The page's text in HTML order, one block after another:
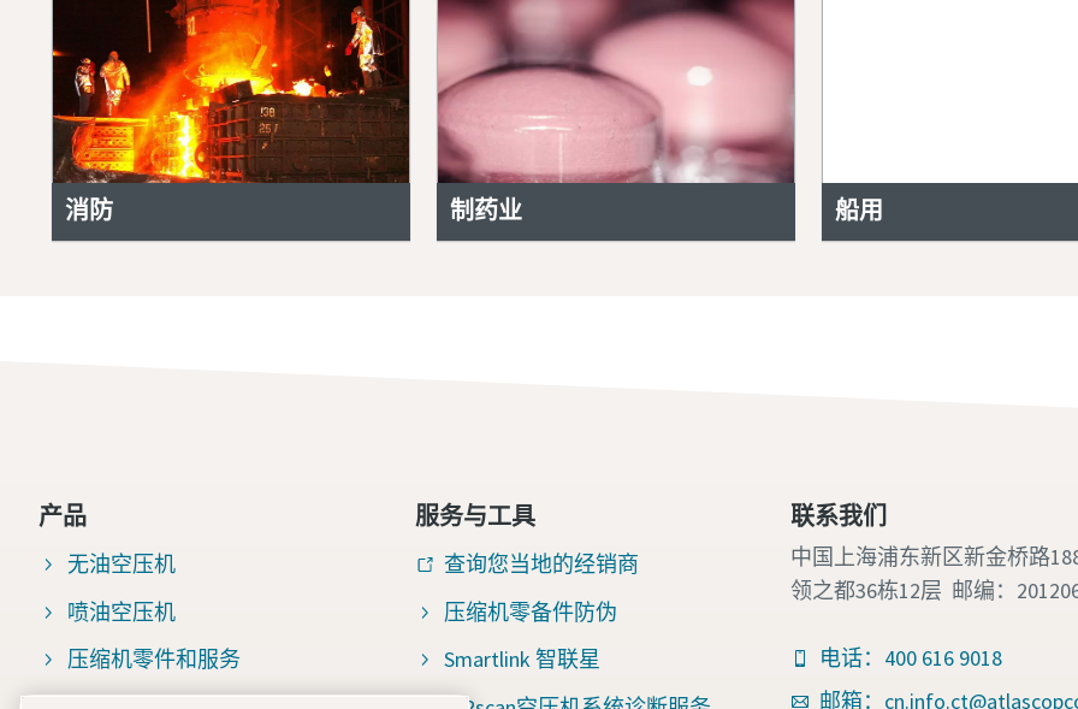
消防 制药业 船用
产品
无油空压机
喷油空压机
压缩机零件和服务
服务与工具
查询您当地的经销商
压缩机零备件防伪
Smartlink 智联星
联系我们
中国上海浦东新区新金桥路
领之都36栋12层 邮编：
电话：400 616 9018
邮箱：